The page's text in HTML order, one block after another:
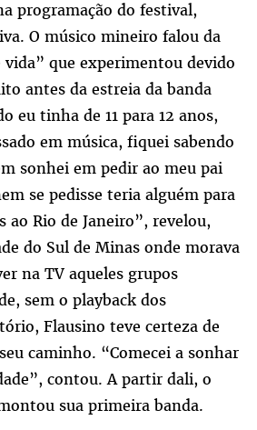
programação do festival,
O músico mineiro falou da
que experimentou devido
antes da estreia da banda
eu tinha de 11 para 12 anos,
em música, fiquei sabendo
sonhei em pedir ao meu pai
se pedisse teria alguém para
ao Rio de Janeiro”, revelou,
do Sul de Minas onde morava
na TV aqueles grupos
sem o playback dos
Flausino teve certeza de
caminho. “Comecei a sonhar
contou. A partir dali, o
sua primeira banda.